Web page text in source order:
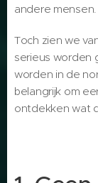
andere mensen.
Toch zien we
serieus worden
worden in de
belangrijk om
ontdekken wat